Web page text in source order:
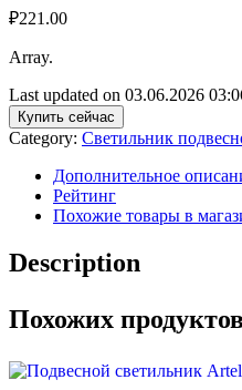
₽221.00
Array.
Last updated on 03.06.2026
Купить сейчас
Category: Светильник
Дополнительное
Рейтинг
Похожие товары в
Description
Похожих